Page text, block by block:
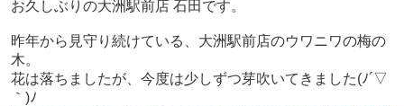
お久しぶりの大洲駅前店 石田です。
昨年から見守り続けている、大洲駅前店のウワニワの梅の
木。
花は落ちましたが、今度は少しずつ芽吹いてきました(ﾉ´▽
｀)ﾉ